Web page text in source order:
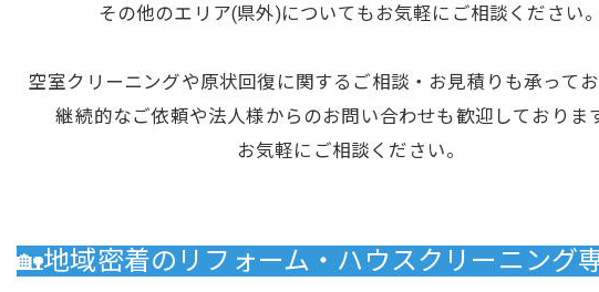
その他のエリア(県外)についてもお気軽にご相談ください。
空室クリーニングや原状回復に関するご相談・お見積りも承ってお
継続的なご依頼や法人様からのお問い合わせも歓迎しておりま
お気軽にご相談ください。
🏡地域密着のリフォーム・ハウスクリーニング